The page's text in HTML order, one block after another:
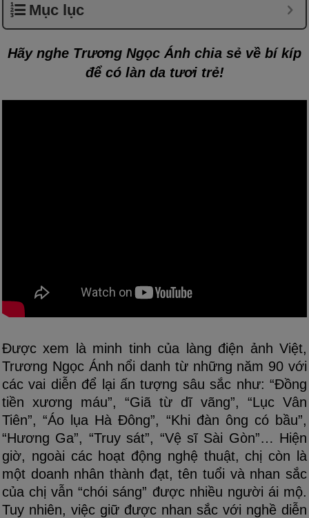
Mục lục
Hãy nghe Trương Ngọc Ánh chia sẻ về bí kíp
để có làn da tươi trẻ!
Được xem là minh tinh của làng điện ảnh Việt,
Trương Ngọc Ánh nổi danh từ những năm 90 với
các vai diễn để lại ấn tượng sâu sắc như: “Đồng
tiền xương máu”, “Giã từ dĩ vãng”, “Lục Vân
Tiên”, “Áo lụa Hà Đông”, “Khi đàn ông có bầu”,
“Hương Ga”, “Truy sát”, “Vệ sĩ Sài Gòn”… Hiện
giờ, ngoài các hoạt động nghệ thuật, chị còn là
một doanh nhân thành đạt, tên tuổi và nhan sắc
của chị vẫn “chói sáng” được nhiều người ái mộ.
Tuy nhiên, việc giữ được nhan sắc với nghề diễn